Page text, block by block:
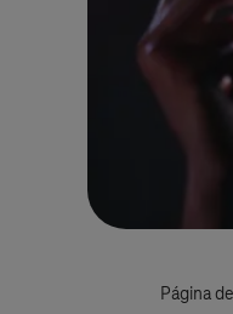
Página